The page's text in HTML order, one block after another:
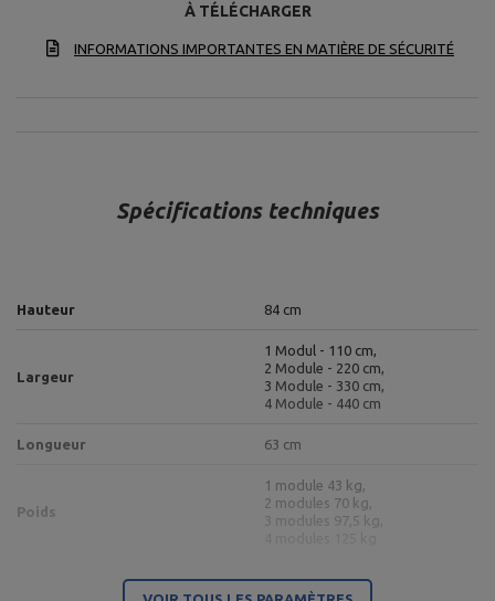
À TÉLÉCHARGER
INFORMATIONS IMPORTANTES EN MATIÈRE DE SÉCURITÉ
Spécifications techniques
Hauteur 84 cm
Largeur
1 Modul - 110 cm,
2 Module - 220 cm,
3 Module - 330 cm,
4 Module - 440 cm
Longueur 63 cm
Poids
1 module 43 kg,
2 modules 70 kg,
3 modules 97,5 kg,
Charge de poids 650 kg für Segment